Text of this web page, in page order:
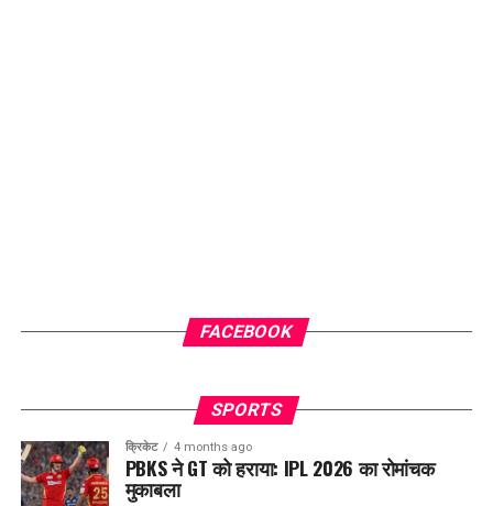
FACEBOOK
SPORTS
क्रिकेट 4 months ago
PBKS ने GT को हराया: IPL 2026 का रोमांचक
मुकाबला